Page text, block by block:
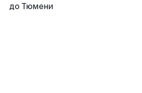
до Тюмени